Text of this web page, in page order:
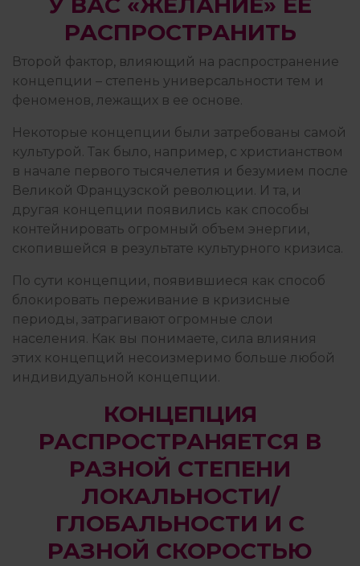
РАСПРОСТРАНИТЬ
Второй фактор, влияющий на распространение
концепции – степень универсальности тем и
феноменов, лежащих в ее основе.
Некоторые концепции были затребованы самой
культурой. Так было, например, с христианством
в начале первого тысячелетия и безумием после
Великой Французской революции. И та, и
другая концепции появились как способы
контейнировать огромный объем энергии,
скопившейся в результате культурного кризиса.
По сути концепции, появившиеся как способ
блокировать переживание в кризисные
периоды, затрагивают огромные слои
населения. Как вы понимаете, сила влияния
этих концепций несоизмеримо больше любой
индивидуальной концепции.
КОНЦЕПЦИЯ
РАСПРОСТРАНЯЕТСЯ В
РАЗНОЙ СТЕПЕНИ
ЛОКАЛЬНОСТИ/
ГЛОБАЛЬНОСТИ И С
РАЗНОЙ СКОРОСТЬЮ